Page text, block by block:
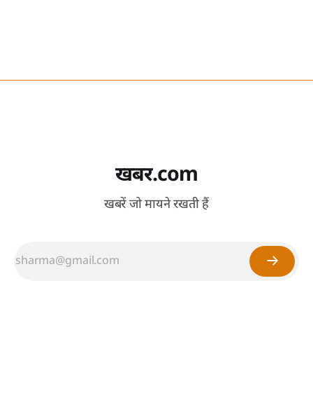
खबर.com
खबरें जो मायने रखती हैं